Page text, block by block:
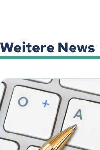
Weitere News